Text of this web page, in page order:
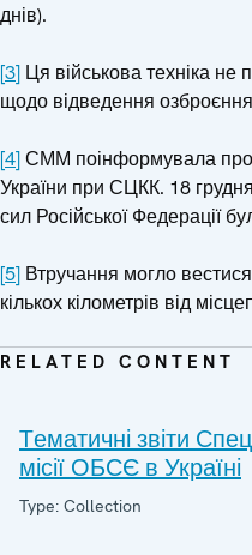
днів).
[3] Ця військова техніка не
щодо відведення
[4]СММ поінформувала про
України при СЦКК. 18
сил Російської Федерації
[5] Втручання могло
кількох кілометрів від
RELATED CONTENT
Tематичні звіти
місії ОБСЄ в Україні
Type: Collection